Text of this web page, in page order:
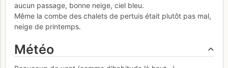
aucun passage, bonne neige, ciel bleu.
Même la combe des chalets de pertuis était plutôt pas mal,
neige de printemps.
Météo